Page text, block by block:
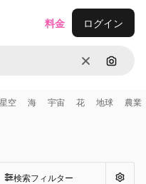
消去 画像で
料金 ログイン
星空 海 宇宙 花 地球 農業
検索フィルター